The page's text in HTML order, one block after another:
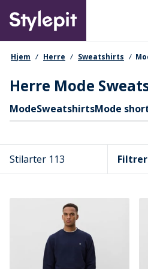
main
content
Primary departments
navigationssti
Hjem Herre Sweatshirts
Herre Mode
Hurtige links
ModeSweatshirtsMode
Stilarter 113